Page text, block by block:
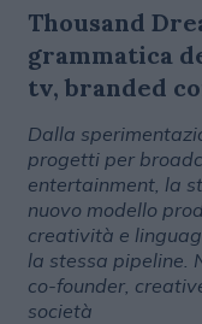
Thousand
grammatica
tv, branded
Dalla
progetti per
entertainment, la
nuovo modello
creatività e
la stessa pipeline.
co-founder,
società